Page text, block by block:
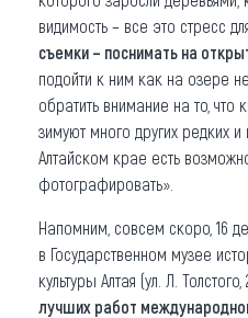
видимость – все это стресс
съемки – поснимать на
подойти к ним как на озере
обратить внимание на то,
зимуют много других редких
Алтайском крае есть
фотографировать».
Напомним, совсем скоро, 16
в Государственном музее
культуры Алтая (ул. Л.
лучших работ